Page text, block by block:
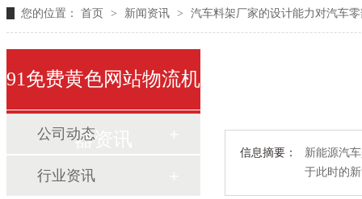
您的位置： 首页 > 新闻资讯 > 汽车料架厂家的设计能力对汽车
信息摘要：
新能源汽车
于此时的
91免费黄色网站物流机
器资讯
公司动态
行业资讯